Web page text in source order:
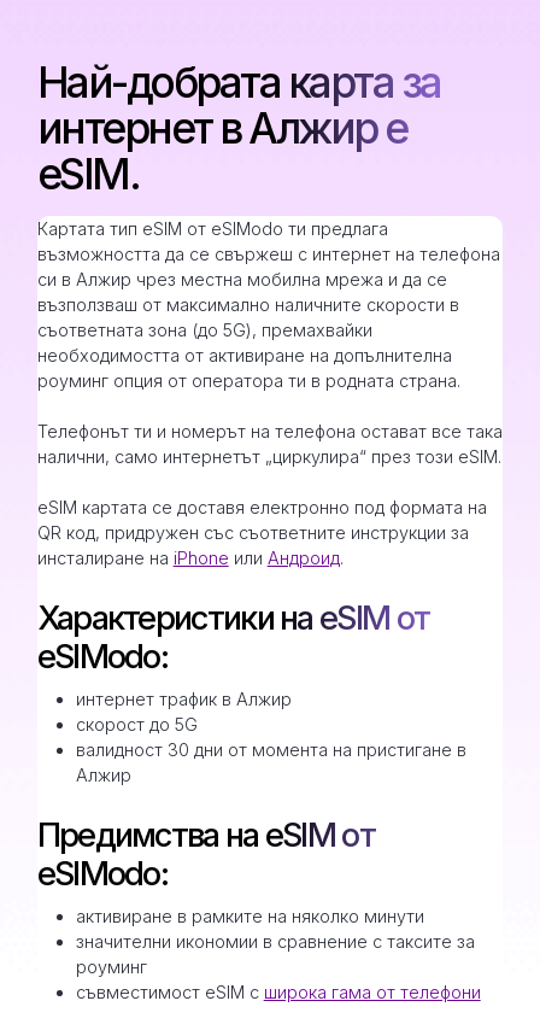
Най-добрата карта за
интернет в Алжир е
eSIM.
Картата тип eSIM от eSIModo ти предлага
възможността да се свържеш с интернет на телефона
си в Алжир чрез местна мобилна мрежа и да се
възползваш от максимално наличните скорости в
съответната зона (до 5G), премахвайки
необходимостта от активиране на допълнителна
роуминг опция от оператора ти в родната страна.
Телефонът ти и номерът на телефона остават все така
налични, само интернетът „циркулира“ през този eSIM.
eSIM картата се доставя електронно под формата на
QR код, придружен със съответните инструкции за
инсталиране на iPhone или Андроид.
Характеристики на eSIM от
eSIModo:
интернет трафик в Алжир
скорост до 5G
валидност 30 дни от момента на пристигане в
Алжир
Предимства на eSIM от
eSIModo:
активиране в рамките на няколко минути
значителни икономии в сравнение с таксите за
роуминг
съвместимост eSIM с широка гама от телефони